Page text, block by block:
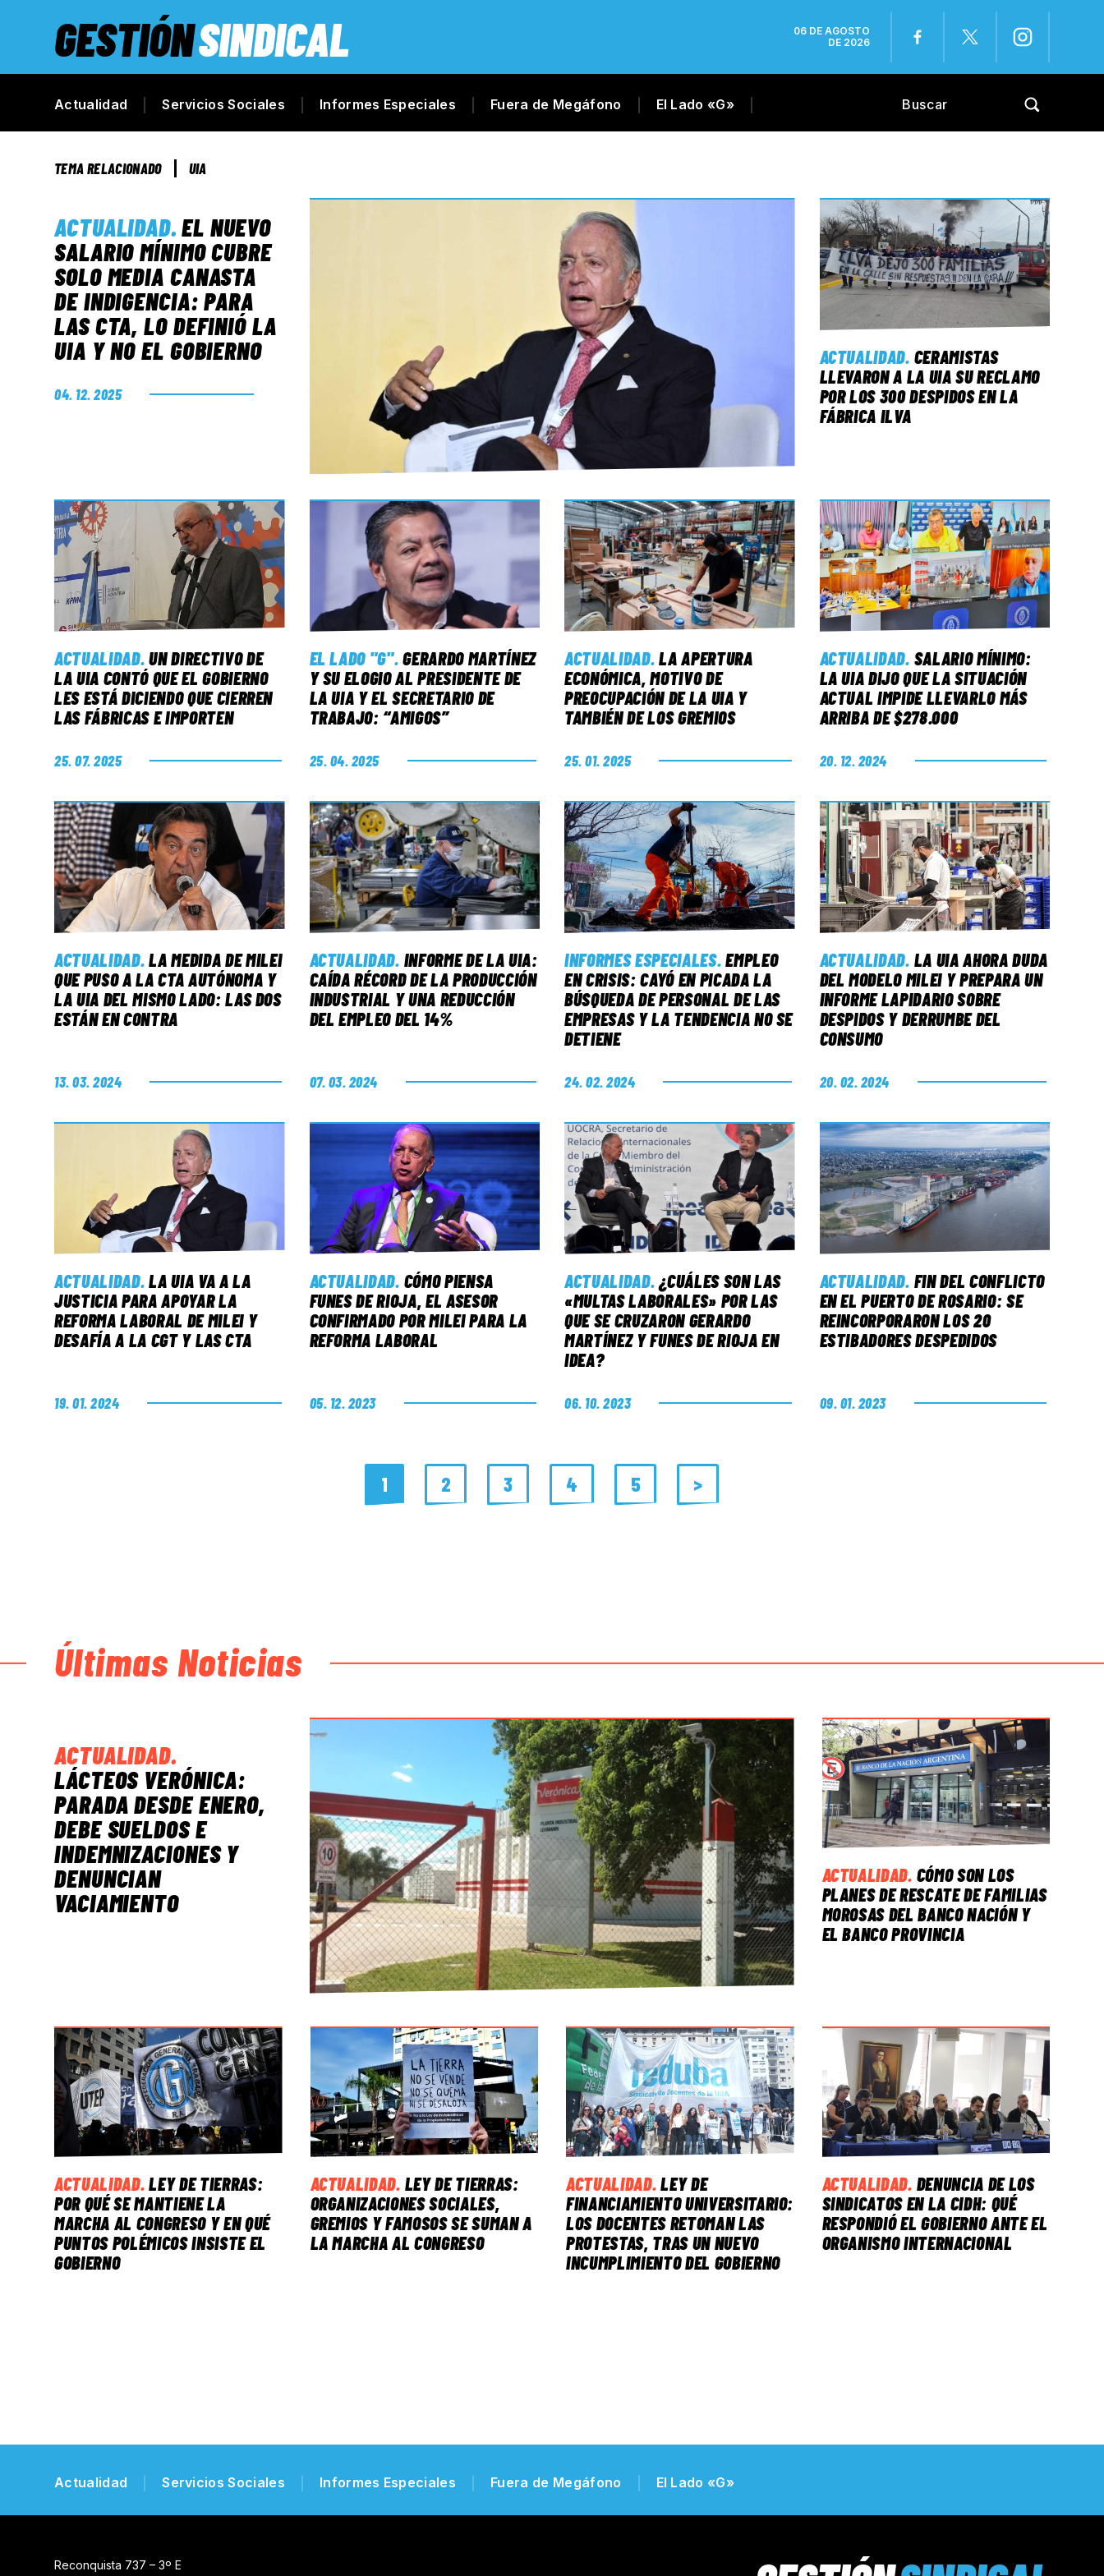
GESTIÓNSINDICAL
06 DE AGOSTO
DE 2026
Actualidad Servicios Sociales Informes Especiales Fuera de Megáfono El Lado «G»
TEMA RELACIONADO UIA
ACTUALIDAD.EL NUEVO
SALARIO MÍNIMO CUBRE
SOLO MEDIA CANASTA
DE INDIGENCIA: PARA
LAS CTA, LO DEFINIÓ LA
UIA Y NO EL GOBIERNO
04. 12. 2025
ACTUALIDAD. CERAMISTAS
LLEVARON A LA UIA SU RECLAMO
POR LOS 300 DESPIDOS EN LA
FÁBRICA ILVA
ACTUALIDAD. UN DIRECTIVO DE
LA UIA CONTÓ QUE EL GOBIERNO
LES ESTÁ DICIENDO QUE CIERREN
LAS FÁBRICAS E IMPORTEN
25. 07. 2025
EL LADO "G". GERARDO MARTÍNEZ
Y SU ELOGIO AL PRESIDENTE DE
LA UIA Y EL SECRETARIO DE
TRABAJO: “AMIGOS”
25. 04. 2025
ACTUALIDAD. LA APERTURA
ECONÓMICA, MOTIVO DE
PREOCUPACIÓN DE LA UIA Y
TAMBIÉN DE LOS GREMIOS
25. 01. 2025
ACTUALIDAD. SALARIO MÍNIMO:
LA UIA DIJO QUE LA SITUACIÓN
ACTUAL IMPIDE LLEVARLO MÁS
ARRIBA DE $278.000
20. 12. 2024
ACTUALIDAD. LA MEDIDA DE MILEI
QUE PUSO A LA CTA AUTÓNOMA Y
LA UIA DEL MISMO LADO: LAS DOS
ESTÁN EN CONTRA
13. 03. 2024
ACTUALIDAD. INFORME DE LA UIA:
CAÍDA RÉCORD DE LA PRODUCCIÓN
INDUSTRIAL Y UNA REDUCCIÓN
DEL EMPLEO DEL 14%
07. 03. 2024
INFORMES ESPECIALES. EMPLEO
EN CRISIS: CAYÓ EN PICADA LA
BÚSQUEDA DE PERSONAL DE LAS
EMPRESAS Y LA TENDENCIA NO SE
DETIENE
24. 02. 2024
ACTUALIDAD. LA UIA AHORA DUDA
DEL MODELO MILEI Y PREPARA UN
INFORME LAPIDARIO SOBRE
DESPIDOS Y DERRUMBE DEL
CONSUMO
20. 02. 2024
ACTUALIDAD. LA UIA VA A LA
JUSTICIA PARA APOYAR LA
REFORMA LABORAL DE MILEI Y
DESAFÍA A LA CGT Y LAS CTA
19. 01. 2024
ACTUALIDAD. CÓMO PIENSA
FUNES DE RIOJA, EL ASESOR
CONFIRMADO POR MILEI PARA LA
REFORMA LABORAL
05. 12. 2023
ACTUALIDAD. ¿CUÁLES SON LAS
«MULTAS LABORALES» POR LAS
QUE SE CRUZARON GERARDO
MARTÍNEZ Y FUNES DE RIOJA EN
IDEA?
06. 10. 2023
ACTUALIDAD. FIN DEL CONFLICTO
EN EL PUERTO DE ROSARIO: SE
REINCORPORARON LOS 20
ESTIBADORES DESPEDIDOS
09. 01. 2023
1 2 3 4 5 >
Últimas Noticias
ACTUALIDAD.
LÁCTEOS VERÓNICA:
PARADA DESDE ENERO,
DEBE SUELDOS E
INDEMNIZACIONES Y
DENUNCIAN
VACIAMIENTO
ACTUALIDAD. CÓMO SON LOS
PLANES DE RESCATE DE FAMILIAS
MOROSAS DEL BANCO NACIÓN Y
EL BANCO PROVINCIA
ACTUALIDAD. LEY DE TIERRAS:
POR QUÉ SE MANTIENE LA
MARCHA AL CONGRESO Y EN QUÉ
PUNTOS POLÉMICOS INSISTE EL
GOBIERNO
ACTUALIDAD. LEY DE TIERRAS:
ORGANIZACIONES SOCIALES,
GREMIOS Y FAMOSOS SE SUMAN A
LA MARCHA AL CONGRESO
ACTUALIDAD. LEY DE
FINANCIAMIENTO UNIVERSITARIO:
LOS DOCENTES RETOMAN LAS
PROTESTAS, TRAS UN NUEVO
INCUMPLIMIENTO DEL GOBIERNO
ACTUALIDAD. DENUNCIA DE LOS
SINDICATOS EN LA CIDH: QUÉ
RESPONDIÓ EL GOBIERNO ANTE EL
ORGANISMO INTERNACIONAL
Actualidad Servicios Sociales Informes Especiales Fuera de Megáfono El Lado «G»
Reconquista 737 – 3º E